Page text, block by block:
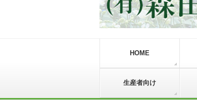
HOME
生産者向け